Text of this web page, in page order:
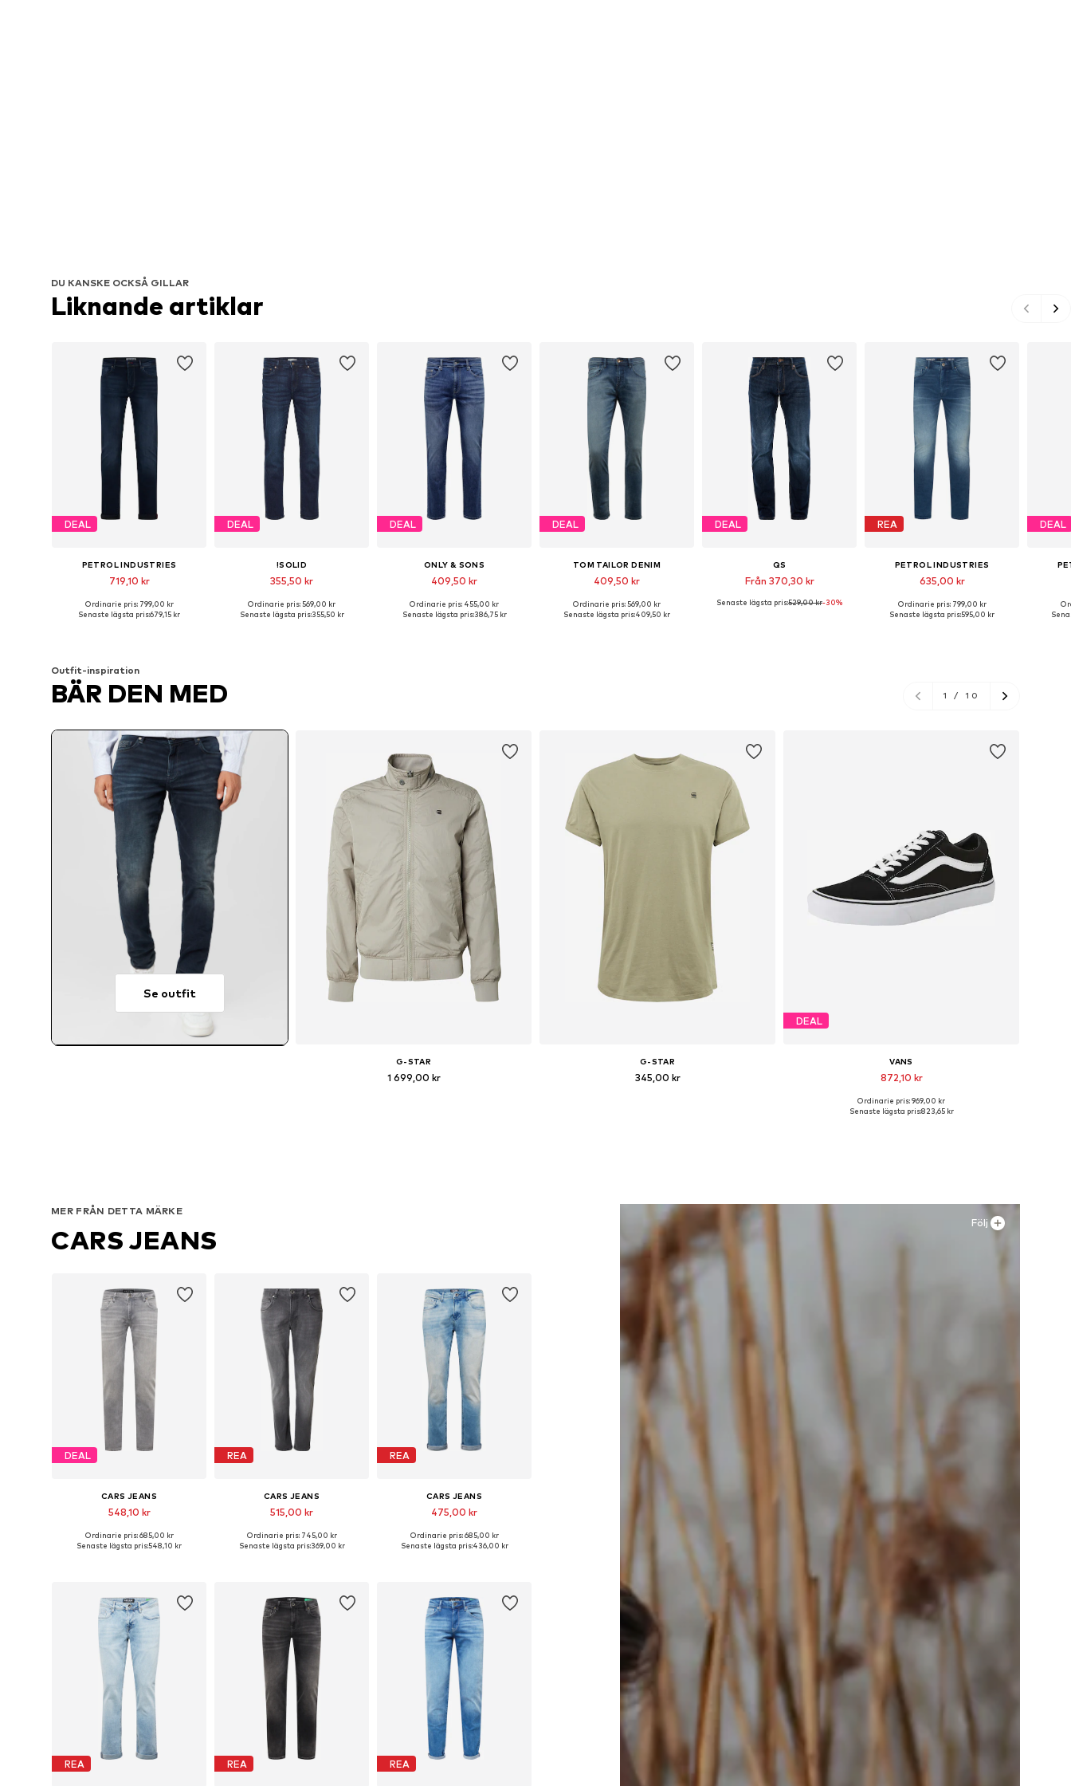
DU KANSKE OCKSÅ GILLAR
Liknande artiklar
DEAL
PETROL INDUSTRIES
719,10 kr
Tillgänglig i många storlekar
Ordinarie pris: 799,00 kr
Senaste lägsta pris:679,15 kr
DEAL
!SOLID
355,50 kr
Tillgänglig i många storlekar
Ordinarie pris: 569,00 kr
Senaste lägsta pris:355,50 kr
DEAL
ONLY & SONS
409,50 kr
Tillgänglig i många storlekar
Ordinarie pris: 455,00 kr
Senaste lägsta pris:386,75 kr
DEAL
TOM TAILOR DENIM
409,50 kr
Tillgänglig i många storlekar
Ordinarie pris: 569,00 kr
Senaste lägsta pris:409,50 kr
DEAL
QS
Från 370,30 kr
Tillgänglig i många storlekar
Senaste lägsta pris:529,00 kr-30%
REA
PETROL INDUSTRIES
635,00 kr
Tillgänglig i många storlekar
Ordinarie pris: 799,00 kr
Senaste lägsta pris:595,00 kr
DEAL
Outfit-inspiration
BÄR DEN MED 1 / 10
Se outfit
G-STAR
1 699,00 kr
G-STAR
345,00 kr
DEAL
VANS
872,10 kr
Tillgänglig i många storlekar
Ordinarie pris: 969,00 kr
Senaste lägsta pris:823,65 kr
Följ
MER FRÅN DETTA MÄRKE
CARS JEANS
DEAL
CARS JEANS
548,10 kr
Tillgänglig i många storlekar
Ordinarie pris: 685,00 kr
Senaste lägsta pris:548,10 kr
REA
CARS JEANS
515,00 kr
Tillgänglig i många storlekar
Ordinarie pris: 745,00 kr
Senaste lägsta pris:369,00 kr
REA
CARS JEANS
475,00 kr
Tillgänglig i många storlekar
Ordinarie pris: 685,00 kr
Senaste lägsta pris:436,00 kr
REA REA REA